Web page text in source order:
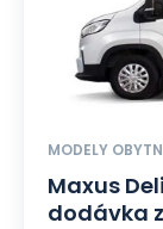
MODELY
Maxus
dodávka